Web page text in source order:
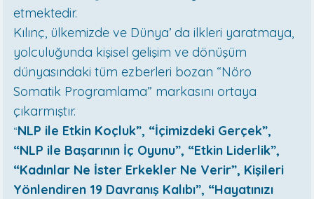
etmektedir.
Kılınç, ülkemizde ve Dünya’ da ilkleri yaratmaya,
yolculuğunda kişisel gelişim ve dönüşüm
dünyasındaki tüm ezberleri bozan “Nöro
Somatik Programlama” markasını ortaya
çıkarmıştır.
“NLP ile Etkin Koçluk”, “İçimizdeki Gerçek”,
“NLP ile Başarının İç Oyunu”, “Etkin Liderlik”,
“Kadınlar Ne İster Erkekler Ne Verir”, Kişileri
Yönlendiren 19 Davranış Kalıbı”, “Hayatınızı